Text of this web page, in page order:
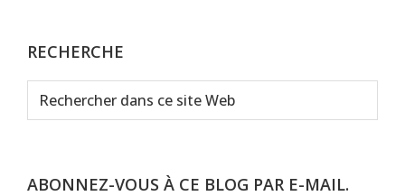
RECHERCHE
Rechercher
dans
Web
ABONNEZ-VOUS À CE BLOG PAR E-MAIL.